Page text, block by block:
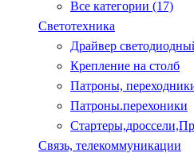
Все категории (17)
Светотехника
Драйвер
Крепление на столб
Патроны,
Патроны.перехоники
Связь, телекоммуникации